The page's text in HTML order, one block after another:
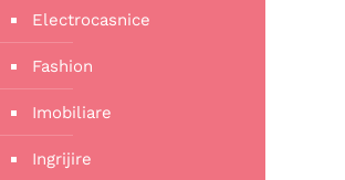
Electrocasnice
Fashion
Imobiliare
Ingrijire